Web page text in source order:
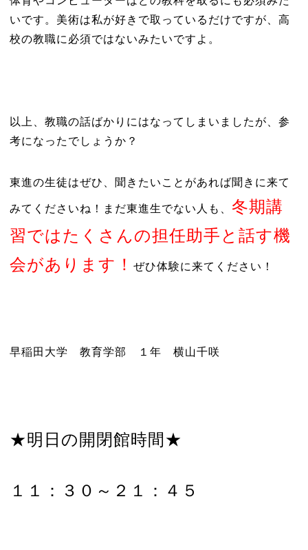
いです。美術は私が好きで取っているだけですが、高
校の教職に必須ではないみたいですよ。
以上、教職の話ばかりにはなってしまいましたが、参
考になったでしょうか？
東進の生徒はぜひ、聞きたいことがあれば聞きに来て
みてくださいね！まだ東進生でない人も、 冬期講
習ではたくさんの担任助手と話す機
会があります！
ぜひ体験に来てください！
早稲田大学 教育学部 １年 横山千咲
★明日の開閉館時間★
１１：３０～２１：４５